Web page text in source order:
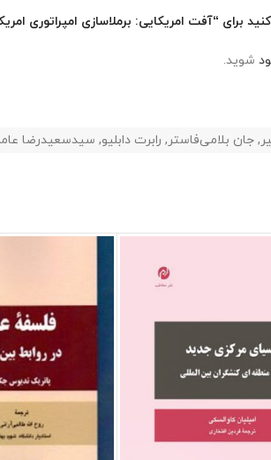
برای “آفت امریکایی: برملاسازی امپراتوری
شوید.
, جان بلامی‌فاستر , رابرت دابلیو, سیدسعیدرضا